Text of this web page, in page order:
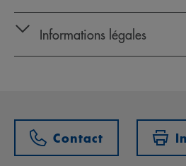
Informations légales
Contact